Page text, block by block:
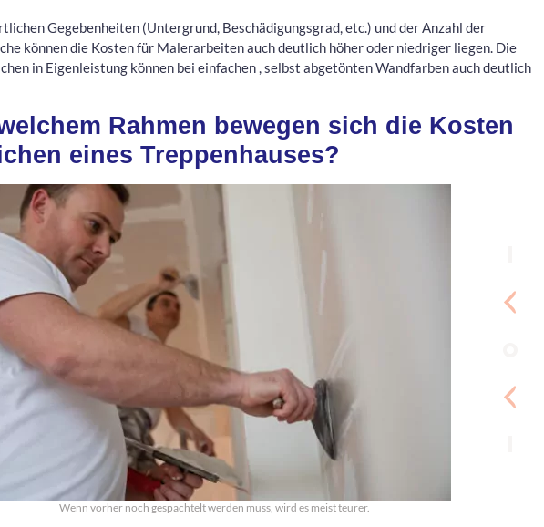
Gegebenheiten (Untergrund, Beschädigungsgrad, etc.) und der Anzahl der
können die Kosten für Malerarbeiten auch deutlich höher oder niedriger liegen. Die
in Eigenleistung können bei einfachen , selbst abgetönten Wandfarben auch deutlich
Rahmen bewegen sich die Kosten
eines Treppenhauses?
Wenn vorher noch gespachtelt werden muss, wird es meist teurer.